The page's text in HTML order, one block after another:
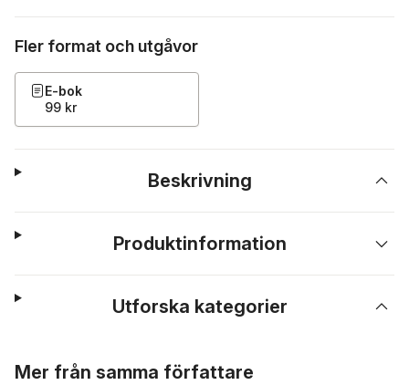
Fler format och utgåvor
E-bok
99 kr
Beskrivning
Produktinformation
Utforska kategorier
Mer från samma författare